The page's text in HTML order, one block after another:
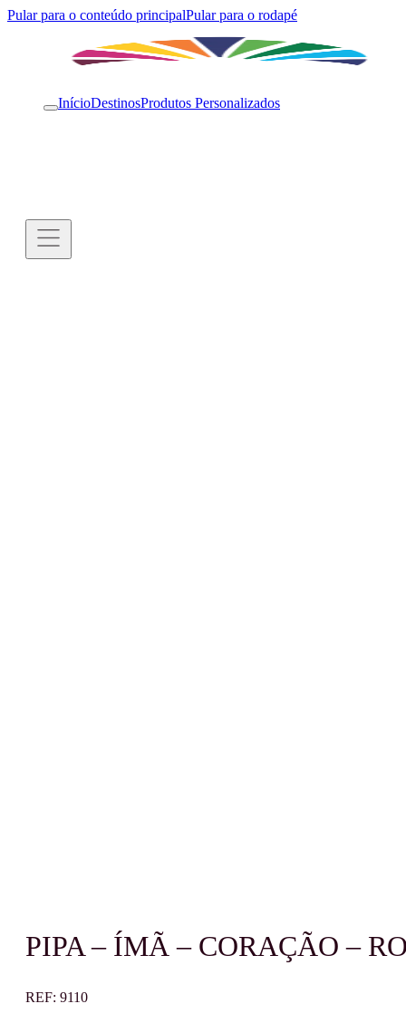
Pular para o conteúdo principalPular para o rodapé
InícioDestinosProdutos Personalizados
PIPA – ÍMÃ – CORAÇÃO –
REF: 9110